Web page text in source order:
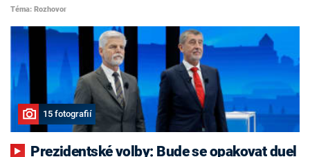
Téma: Rozhovor
15 fotografií